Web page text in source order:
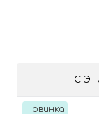
С
Новинка